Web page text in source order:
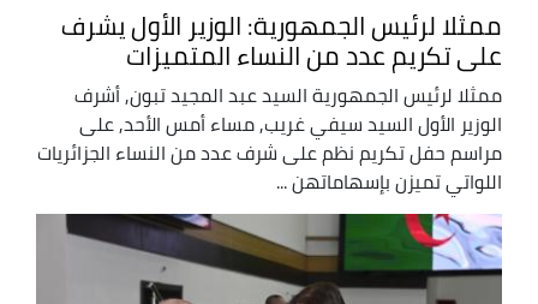
ممثلا لرئيس الجمهورية: الوزير الأول يشرف
على تكريم عدد من النساء المتميزات
ممثلا لرئيس الجمهورية السيد عبد المجيد تبون, أشرف
الوزير الأول السيد سيفي غريب, مساء أمس الأحد, على
مراسم حفل تكريم نظم على شرف عدد من النساء الجزائريات
اللواتي تميزن بإسهاماتهن ...